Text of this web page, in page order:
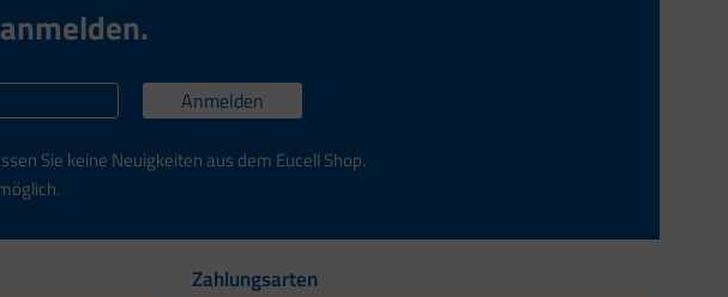
Anmelden
Sie keine Neuigkeiten aus dem Eucell Shop.
Zahlungsarten